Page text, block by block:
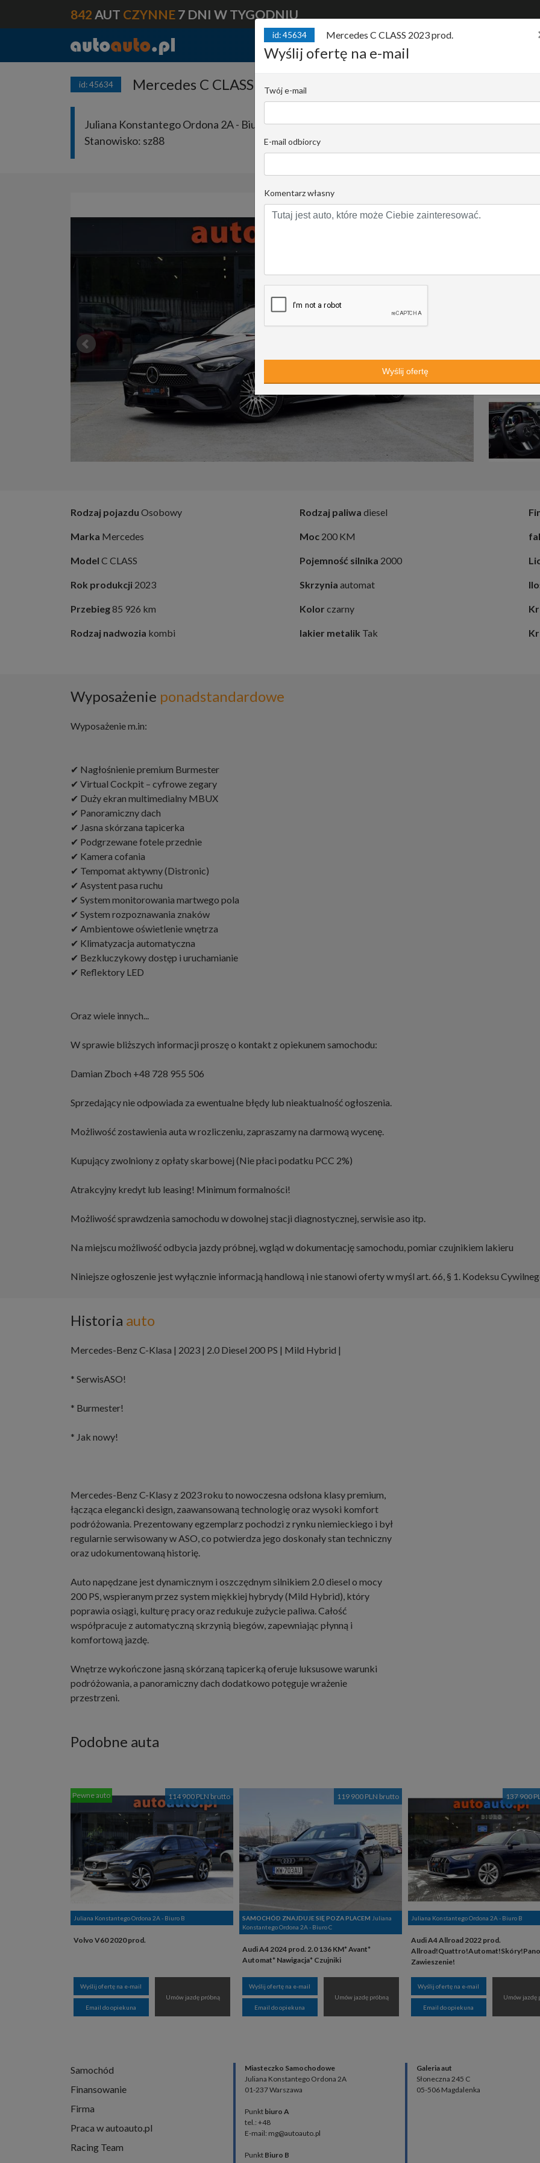
842 AUT CZYNNE 7 DNI W TYGODNIU
finansuj
id: 45634 Mercedes C CLASS 2023 prod. Serwisowany! Zadbany!
Juliana Konstantego Ordona 2A - Biuro B |
Stanowisko: sz88
Damian Zboch
+48 728 955 506
Rodzaj pojazdu Osobowy
Marka Mercedes
Model C CLASS
Rok produkcji 2023
Przebieg85 926 km
Rodzaj nadwozia kombi
Rodzaj paliwa diesel
Moc 200 KM
Pojemność silnika 2000
Skrzynia automat
Kolor czarny
lakier metalik Tak
Wyposażenie ponadstandardowe
Wyposażenie m.in:
✔ Nagłośnienie premium Burmester
✔ Virtual Cockpit – cyfrowe zegary
✔ Duży ekran multimedialny MBUX
✔ Panoramiczny dach
✔ Jasna skórzana tapicerka
✔ Podgrzewane fotele przednie
✔ Kamera cofania
✔ Tempomat aktywny (Distronic)
✔ Asystent pasa ruchu
✔ System monitorowania martwego pola
✔ System rozpoznawania znaków
✔ Ambientowe oświetlenie wnętrza
✔ Klimatyzacja automatyczna
✔ Bezkluczykowy dostęp i uruchamianie
✔ Reflektory LED
Oraz wiele innych...
W sprawie bliższych informacji proszę o kontakt z opiekunem samochodu:
Damian Zboch +48 728 955 506
Sprzedający nie odpowiada za ewentualne błędy lub nieaktualność ogłoszenia.
Możliwość zostawienia auta w rozliczeniu, zapraszamy na darmową wycenę.
Kupujący zwolniony z opłaty skarbowej (Nie płaci podatku PCC 2%)
Atrakcyjny kredyt lub leasing! Minimum formalności!
Możliwość sprawdzenia samochodu w dowolnej stacji diagnostycznej, serwisie aso itp.
Na miejscu możliwość odbycia jazdy próbnej, wgląd w dokumentację samochodu, pomiar czujnikiem lakieru
Niniejsze ogłoszenie jest wyłącznie informacją handlową i nie stanowi oferty w myśl art. 66, § 1. Kodeksu
Historia auto
Mercedes-Benz C-Klasa | 2023 | 2.0 Diesel 200 PS | Mild Hybrid |
* SerwisASO!
* Burmester!
* Jak nowy!
Mercedes-Benz C-Klasy z 2023 roku to nowoczesna odsłona klasy premium,
łącząca elegancki design, zaawansowaną technologię oraz wysoki komfort
podróżowania. Prezentowany egzemplarz pochodzi z rynku niemieckiego i był
regularnie serwisowany w ASO, co potwierdza jego doskonały stan techniczny
oraz udokumentowaną historię.
Auto napędzane jest dynamicznym i oszczędnym silnikiem 2.0 diesel o mocy
200 PS, wspieranym przez system miękkiej hybrydy (Mild Hybrid), który
poprawia osiągi, kulturę pracy oraz redukuje zużycie paliwa. Całość
współpracuje z automatyczną skrzynią biegów, zapewniając płynną i
komfortową jazdę.
Wnętrze wykończone jasną skórzaną tapicerką oferuje luksusowe warunki
podróżowania, a panoramiczny dach dodatkowo potęguje wrażenie
przestrzeni.
Podobne auta
114 900 PLN brutto
Pewne auto
Juliana Konstantego Ordona 2A - Biuro B
Volvo V60 2020 prod.
Wyślij ofertę na e-mail
Email do opiekuna
Umów jazdę próbną
119 900 PLN brutto
SAMOCHÓD ZNAJDUJE SIĘ POZA PLACEM Juliana
Konstantego Ordona 2A - Biuro C
Audi A4 2024 prod. 2.0 136 KM* Avant*
Automat* Nawigacja* Czujniki
Wyślij ofertę na e-mail
Email do opiekuna
Umów jazdę próbną
137 900
Juliana Konstantego Ordona 2A - Biuro B
Audi A4 Allroad 2022 prod.
Zawieszenie!
Wyślij ofertę na e-mail
Email do opiekuna
Umów jazdę
id: 45634 Mercedes C CLASS 2023 prod.
Wyślij ofertę na e-mail
Twój e-mail
E-mail odbiorcy
Komentarz własny
Samochód
Finansowanie
Firma
Praca w autoauto.pl
Racing Team
Miasteczko Samochodowe
Juliana Konstantego Ordona 2A
01-237 Warszawa
Punkt biuro A
tel.: +48
E-mail: mg@autoauto.pl
Punkt Biuro B
Galeria aut
Słoneczna 245 C
05-506 Magdalenka